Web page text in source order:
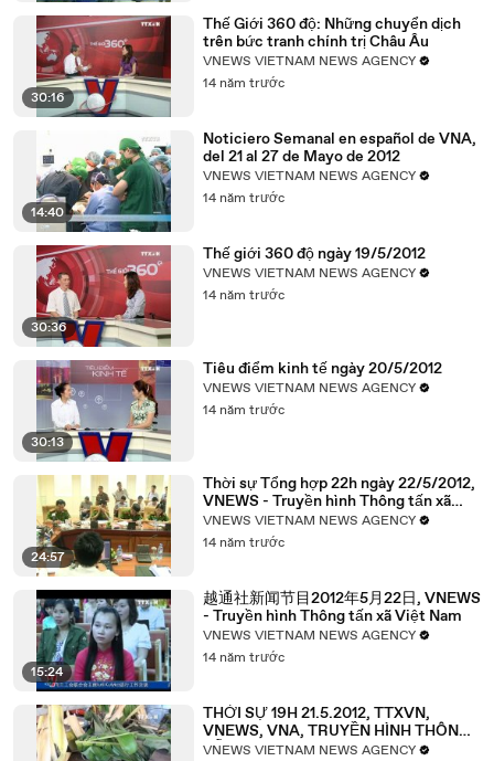
30:16
Thế Giới 360 độ: Những chuyển dịch
trên bức tranh chính trị Châu Âu
VNEWS VIETNAM NEWS AGENCY
14 năm trước
14:40
Noticiero Semanal en español de VNA,
del 21 al 27 de Mayo de 2012
VNEWS VIETNAM NEWS AGENCY
14 năm trước
30:36
Thế giới 360 độ ngày 19/5/2012
VNEWS VIETNAM NEWS AGENCY
14 năm trước
30:13
Tiêu điểm kinh tế ngày 20/5/2012
VNEWS VIETNAM NEWS AGENCY
14 năm trước
24:57
Thời sự Tổng hợp 22h ngày 22/5/2012,
VNEWS - Truyền hình Thông tấn xã
Việt Nam
VNEWS VIETNAM NEWS AGENCY
14 năm trước
15:24
越通社新闻节目2012年5月22日, VNEWS
- Truyền hình Thông tấn xã Việt Nam
VNEWS VIETNAM NEWS AGENCY
14 năm trước
THỜI SỰ 19H 21.5.2012, TTXVN,
VNEWS, VNA, TRUYỀN HÌNH THÔNG
TẤN, TTXVN
VNEWS VIETNAM NEWS AGENCY